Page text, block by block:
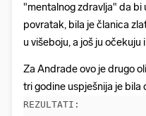
"mentalnog zdravlja" da bi
povratak, bila je članica
u višeboju, a još ju
Za Andrade ovo je drugo
tri godine uspješnija je bila
REZULTATI: